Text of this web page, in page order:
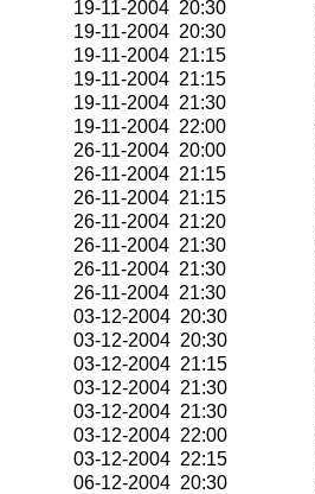
19-11-2004 20:30
19-11-2004 20:30
19-11-2004 21:15
19-11-2004 21:15
19-11-2004 21:30
19-11-2004 22:00
26-11-2004 20:00
26-11-2004 21:15
26-11-2004 21:15
26-11-2004 21:20
26-11-2004 21:30
26-11-2004 21:30
26-11-2004 21:30
03-12-2004 20:30
03-12-2004 20:30
03-12-2004 21:15
03-12-2004 21:30
03-12-2004 21:30
03-12-2004 22:00
03-12-2004 22:15
06-12-2004 20:30